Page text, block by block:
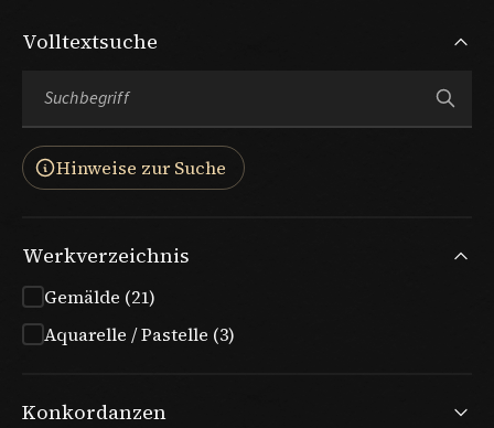
Volltextsuche
Hinweise zur Suche
Werkverzeichnis
Gemälde (21)
Aquarelle / Pastelle (3)
Konkordanzen